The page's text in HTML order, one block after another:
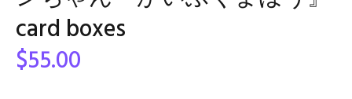
card boxes
$55.00